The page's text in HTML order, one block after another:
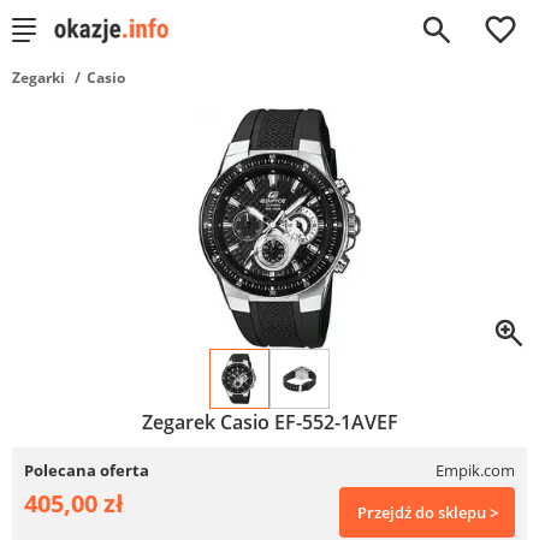
0
Zegarki Casio
Zegarek Casio EF-552-1AVEF
Polecana oferta Empik.com
405,00 zł Przejdź do sklepu >